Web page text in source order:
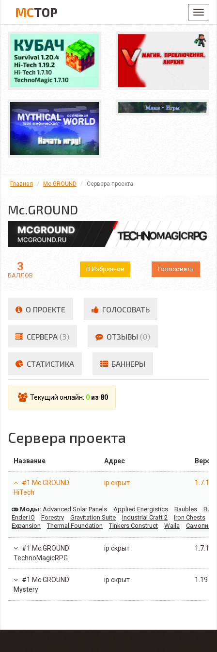
MCTOP
Главная Mc.GROUND Сервера проекта
Mc.GROUND
3
БАЛЛОВ
В Избранное Голосовать
О ПРОЕКТЕ ГОЛОСОВАТЬ
СЕРВЕРА (3) ОТЗЫВЫ (0)
СТАТИСТИКА БАННЕРЫ
Текущий онлайн: 0 из 80
Сервера проекта
Название Адрес
#1 Mc.GROUND
HiTech
ip скрыт 1.7.10
Моды: Advanced Solar Panels Applied Energistics Baubles
Ender IO
Forestry Gravitation Suite Industrial Craft 2 Iron Chests
Expansion
Thermal Foundation Tinkers Construct Waila
#1 Mc.GROUND
TechnoMagicRPG
ip скрыт 1.7.10
#1 Mc.GROUND
Mystery
ip скрыт 1.19